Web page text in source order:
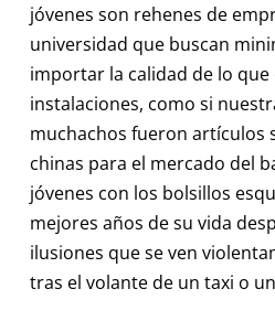
jóvenes son rehenes de
universidad que buscan
importar la calidad de lo que
instalaciones, como si
muchachos fueron artículos
chinas para el mercado del
jóvenes con los bolsillos
mejores años de su vida
ilusiones que se ven
tras el volante de un taxi o